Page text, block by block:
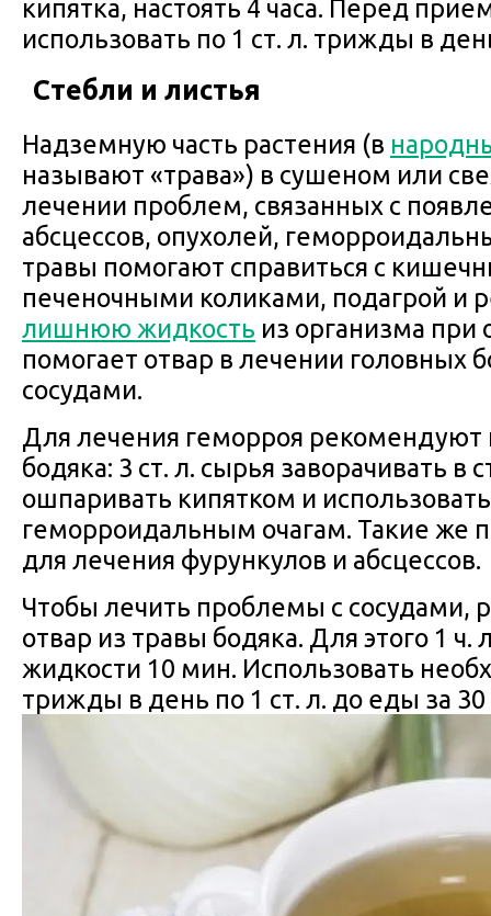
кипятка, настоять 4 часа. Перед
использовать по 1 ст. л. трижды в
Стебли и листья
Надземную часть растения (в
называют «трава») в сушеном или
лечении проблем, связанных с
абсцессов, опухолей,
травы помогают справиться с
печеночными коликами, подагрой и
лишнюю жидкость из организма при
помогает отвар в лечении головных
сосудами.
Для лечения геморроя рекомендуют
бодяка: 3 ст. л. сырья заворачивать в
ошпаривать кипятком и
геморроидальным очагам. Такие же
для лечения фурункулов и абсцессов.
Чтобы лечить проблемы с сосудами,
отвар из травы бодяка. Для этого 1 ч.
жидкости 10 мин. Использовать
трижды в день по 1 ст. л. до еды за